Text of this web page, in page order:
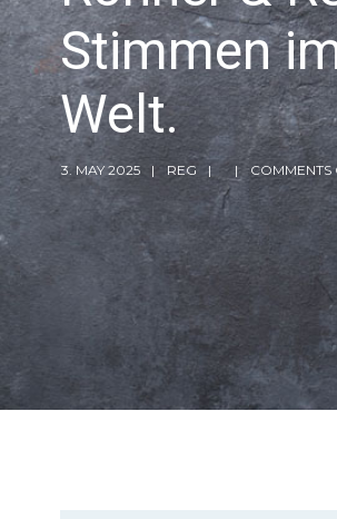
Stimmen
Welt.
3. MAY 2025 REG COMMENTS